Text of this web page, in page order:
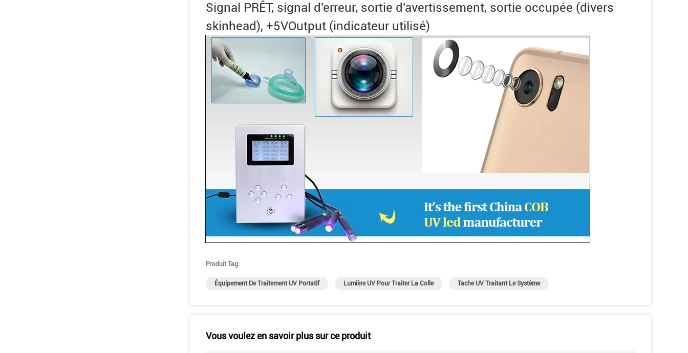
Signal PRÊT, signal d'erreur, sortie d'avertissement, sortie occupée (divers
skinhead), +5VOutput (indicateur utilisé)
Produit Tag:
Équipement De Traitement UV Portatif Lumière UV Pour Traiter La Colle Tache UV Traitant Le Système
Vous voulez en savoir plus sur ce produit